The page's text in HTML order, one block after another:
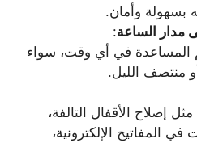
وأمان.
مدار الساعة:
7 لتقديم المساعدة في أي وقت، سواء
منتصف الليل.
إصلاح الأقفال التالفة،
في المفاتيح الإلكترونية،